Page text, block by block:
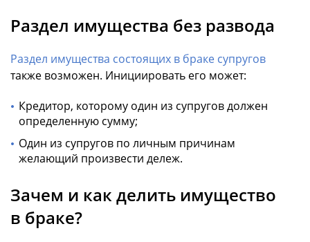
Раздел имущества без развода
Раздел имущества состоящих в браке супругов
также возможен. Инициировать его может:
Кредитор, которому один из супругов должен
определенную сумму;
Один из супругов по личным причинам
желающий произвести дележ.
Зачем и как делить имущество
в браке?